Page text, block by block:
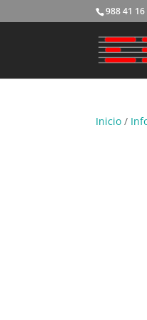
988 41 16
Inicio /